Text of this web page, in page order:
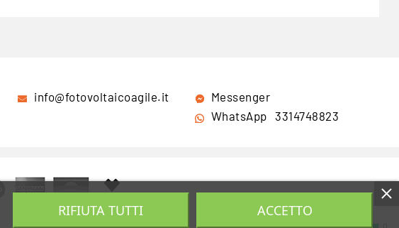
info@fotovoltaicoagile.it
Messenger
WhatsApp
3314748823
RIFIUTA TUTTI ACCETTO